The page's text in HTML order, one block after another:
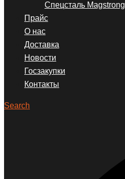
Спецсталь Magstrong
Прайс
О нас
Доставка
Новости
Госзакупки
Контакты
Search